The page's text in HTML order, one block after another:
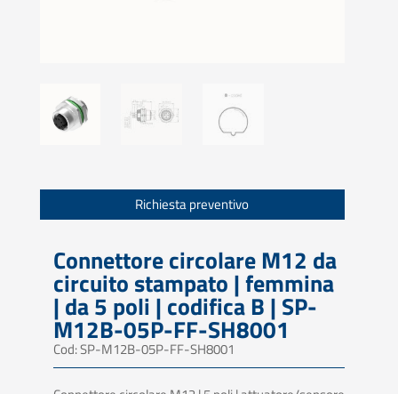
Richiesta preventivo
Connettore circolare M12 da
circuito stampato | femmina
| da 5 poli | codifica B | SP-
M12B-05P-FF-SH8001
Cod: SP-M12B-05P-FF-SH8001